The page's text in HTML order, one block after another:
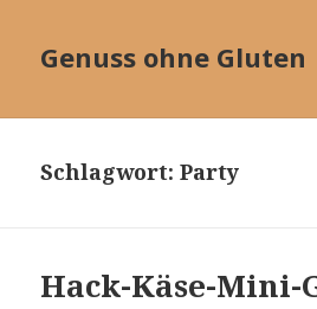
Genuss ohne Gluten
Schlagwort:Party
Hack-Käse-Mini-